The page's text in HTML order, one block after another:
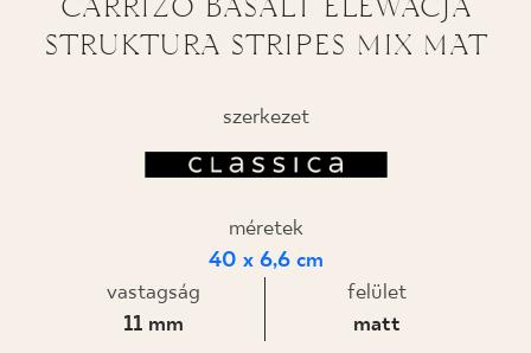
TERVEZÉS
HOL LEHET MEGVÁSÁROLNI
RÓLUNK
AZ ÉN PROFILOM
KAPCSOLAT
STRUKTURA STRIPES MIX MAT
szerkezet
méretek
40 x 6,6 cm
vastagság
11 mm
felület
matt